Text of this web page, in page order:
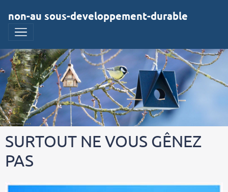
non-au sous-developpement-durable
SURTOUT NE VOUS GÊNEZ
PAS